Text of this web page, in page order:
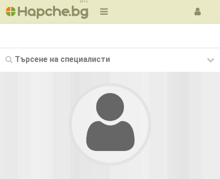
BETA
Търсене на специалисти